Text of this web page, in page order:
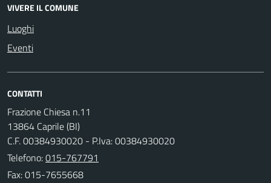
VIVERE IL COMUNE
Luoghi
Eventi
CONTATTI
Frazione Chiesa n.11
13864 Caprile (BI)
C.F. 00384930020 - P.Iva: 00384930020
Telefono:015-767791
Fax: 015-7655668